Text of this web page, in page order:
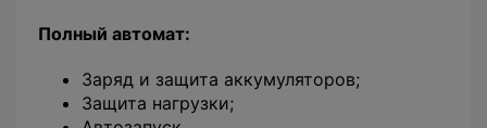
Полный автомат:
Заряд и защита аккумуляторов;
Защита нагрузки;